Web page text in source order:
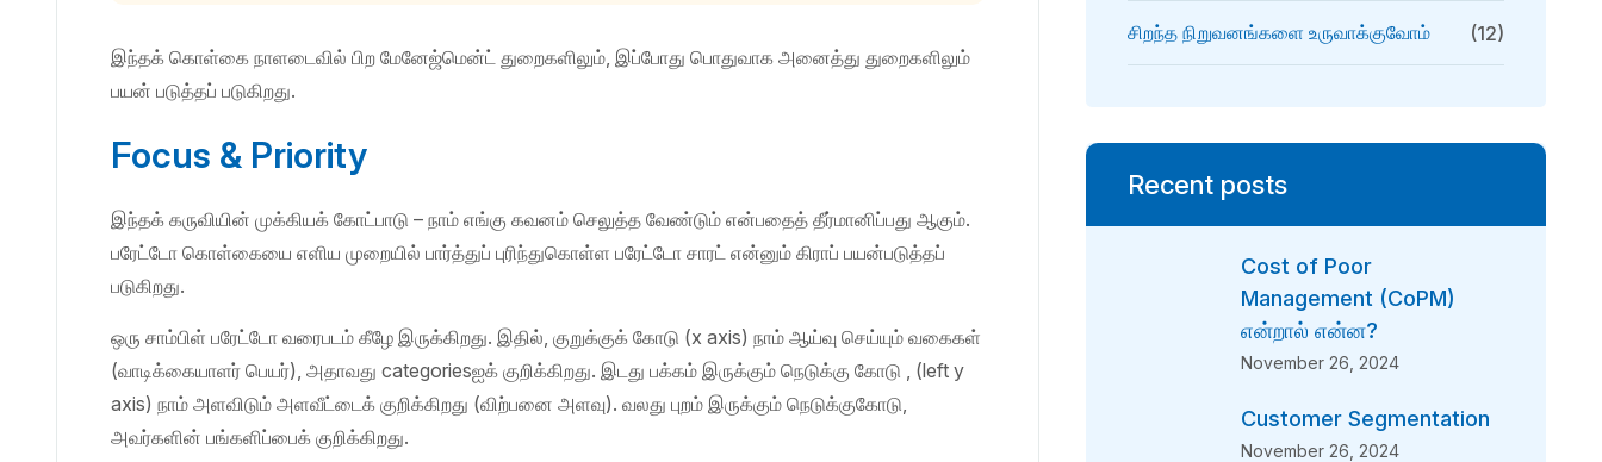
இந்தக் கொள்கை நாளடைவில் பிற மேனேஜ்மென்ட் துறைகளிலும், இப்போது பொதுவாக அனைத்து துறைகளிலும்
பயன் படுத்தப் படுகிறது.
Focus & Priority
இந்தக் கருவியின் முக்கியக் கோட்பாடு – நாம் எங்கு கவனம் செலுத்த வேண்டும் என்பதைத் தீர்மானிப்பது ஆகும்.
பரேட்டோ கொள்கையை எளிய முறையில் பார்த்துப் புரிந்துகொள்ள பரேட்டோ சாரட் என்னும் கிராப் பயன்படுத்தப்
படுகிறது.
ஒரு சாம்பிள் பரேட்டோ வரைபடம் கீழே இருக்கிறது. இதில், குறுக்குக் கோடு (x axis) நாம் ஆய்வு செய்யும் வகைகள்
(வாடிக்கையாளர் பெயர்), அதாவது categoriesஐக் குறிக்கிறது. இடது பக்கம் இருக்கும் நெடுக்கு கோடு , (left y
axis) நாம் அளவிடும் அளவீட்டைக் குறிக்கிறது (விற்பனை அளவு). வலது புறம் இருக்கும் நெடுக்குகோடு,
அவர்களின் பங்களிப்பைக் குறிக்கிறது.
சிறந்த நிறுவனங்களை உருவாக்குவோம் (12)
Recent posts
Cost of Poor
Management (CoPM)
என்றால் என்ன?
November 26, 2024
Customer Segmentation
November 26, 2024